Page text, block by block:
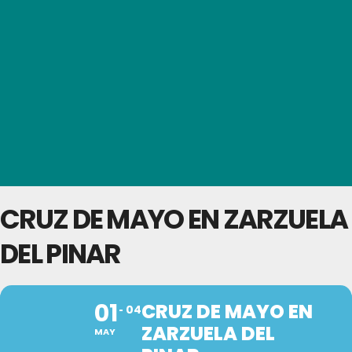
CRUZ DE MAYO EN ZARZUELA
DEL PINAR
01
MAY
04CRUZ DE MAYO EN
ZARZUELA DEL